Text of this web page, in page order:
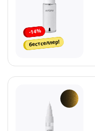
-14%
бестселлер!